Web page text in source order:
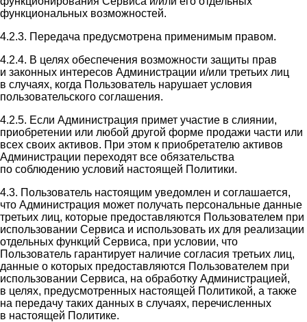
функциональных возможностей.
4.2.3. Передача предусмотрена применимым правом.
4.2.4. В целях обеспечения возможности защиты прав
и законных интересов Администрации и/или третьих лиц
в случаях, когда Пользователь нарушает условия
пользовательского соглашения.
4.2.5. Если Администрация примет участие в слиянии,
приобретении или любой другой форме продажи части или
всех своих активов. При этом к приобретателю активов
Администрации переходят все обязательства
по соблюдению условий настоящей Политики.
4.3. Пользователь настоящим уведомлен и соглашается,
что Администрация может получать персональные данные
третьих лиц, которые предоставляются Пользователем при
использовании Сервиса и использовать их для реализации
отдельных функций Сервиса, при условии, что
Пользователь гарантирует наличие согласия третьих лиц,
данные о которых предоставляются Пользователем при
использовании Сервиса, на обработку Администрацией,
в целях, предусмотренных настоящей Политикой, а также
на передачу таких данных в случаях, перечисленных
в настоящей Политике.